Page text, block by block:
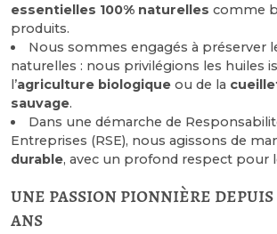
essentielles 100% naturelles comme
produits.
Nous sommes engagés à préserver
naturelles : nous privilégions les huiles
l’agriculture biologique ou de la
sauvage.
Dans une démarche de
Entreprises (RSE), nous agissons de
durable, avec un profond respect pour
une passion pionnière depuis
ans